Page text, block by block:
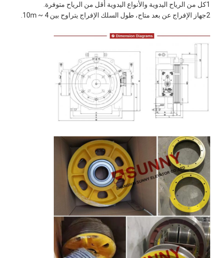
1كل من الرياح اليدوية والأنواع اليدوية أقل من الرياح متوفرة.
2جهاز الإفراج عن بعد متاح، طول السلك الإفراج يتراوح بين 4 ~ 10m.